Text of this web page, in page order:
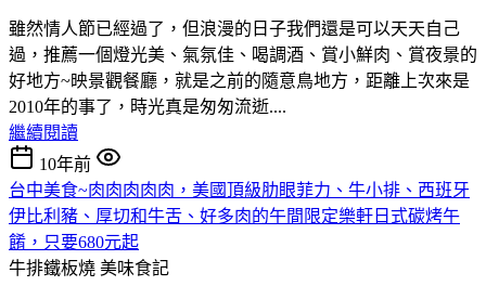
雖然情人節已經過了，但浪漫的日子我們還是可以天天自己
過，推薦一個燈光美、氣氛佳、喝調酒、賞小鮮肉、賞夜景的
好地方~映景觀餐廳，就是之前的隨意鳥地方，距離上次來是
2010年的事了，時光真是匆匆流逝....
繼續閱讀
10年前
台中美食~肉肉肉肉肉，美國頂級肋眼菲力、牛小排、西班牙
伊比利豬、厚切和牛舌、好多肉的午間限定樂軒日式碳烤午
餚，只要680元起
牛排鐵板燒 美味食記